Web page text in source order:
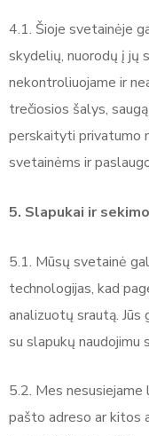
4.1. Šioje svetainėje
skydelių, nuorodų į jų
nekontroliuojame ir
trečiosios šalys,
perskaityti privatumo
svetainėms ir
5. Slapukai ir
5.1. Mūsų svetainė
technologijas, kad
analizuotų srautą.
su slapukų naudojimu
5.2. Mes
pašto adreso ar kitos